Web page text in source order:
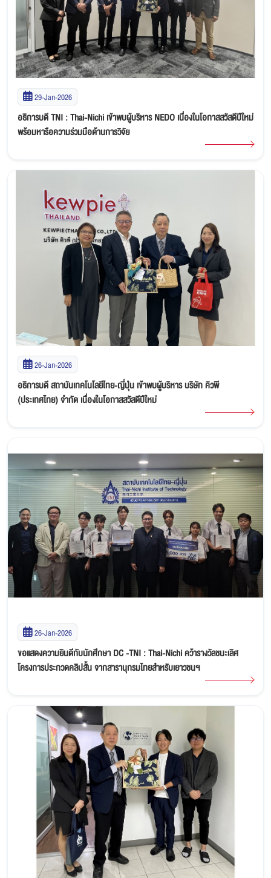
29-Jan-2026
อธิการบดี TNI : Thai-Nichi เข้าพบผู้บริหาร NEDO เนื่องในโอกาสสวัสดีปีใหม่
พร้อมหารือความร่วมมือด้านการวิจัย
26-Jan-2026
อธิการบดี สถาบันเทคโนโลยีไทย-ญี่ปุ่น เข้าพบผู้บริหาร บริษัท คิวพี
(ประเทศไทย) จำกัด เนื่องในโอกาสสวัสดีปีใหม่
26-Jan-2026
ขอแสดงความยินดีกับนักศึกษา DC -TNI : Thai-Nichi คว้ารางวัลชนะเลิศ
โครงการประกวดคลิปสั้น จากสารานุกรมไทยสำหรับเยาวชนฯ